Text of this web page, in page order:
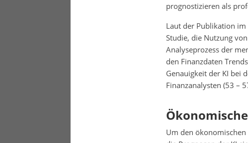
prognostizieren als
Laut der Publikation im
Studie, die Nutzung
Analyseprozess der
den Finanzdaten
Genauigkeit der KI bei
Finanzanalysten (53 –
Um den